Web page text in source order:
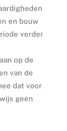
en bouw
verder
op de
van de
dat voor
geen